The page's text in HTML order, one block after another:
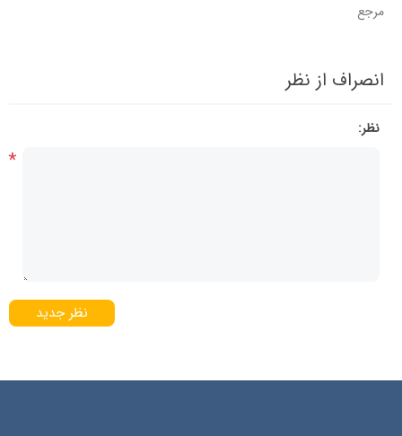
مرجع
انصراف از نظر
نظر:
*
نظر جدید